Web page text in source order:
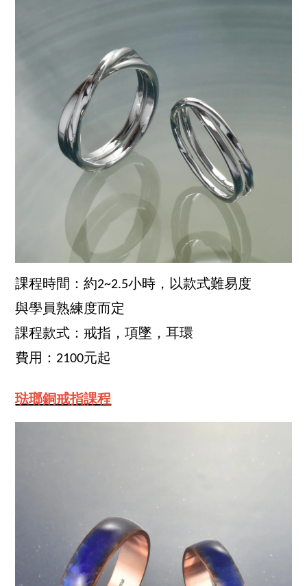
課程時間：約2~2.5小時，以款式難易度
與學員熟練度而定
課程款式：戒指，項墜，耳環
費用：2100元起
琺瑯銅戒指課程